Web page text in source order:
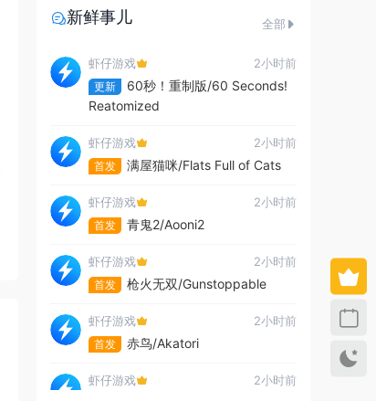
新鲜事儿 全部
虾仔游戏 2小时前
更新
60秒！重制版/60 Seconds!
Reatomized
虾仔游戏 2小时前
首发 满屋猫咪/Flats Full of Cats
虾仔游戏 2小时前
首发 青鬼2/Aooni2
虾仔游戏 2小时前
首发 枪火无双/Gunstoppable
虾仔游戏 2小时前
首发 赤鸟/Akatori
虾仔游戏 2小时前